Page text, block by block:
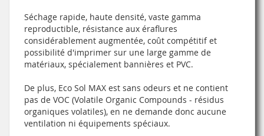
Séchage rapide, haute densité, vaste gamma
reproductible, résistance aux éraflures
considérablement augmentée, coût compétitif et
possibilité d'imprimer sur une large gamme de
matériaux, spécialement bannières et PVC.
De plus, Eco Sol MAX est sans odeurs et ne contient
pas de VOC (Volatile Organic Compounds - résidus
organiques volatiles), en ne demande donc aucune
ventilation ni équipements spéciaux.